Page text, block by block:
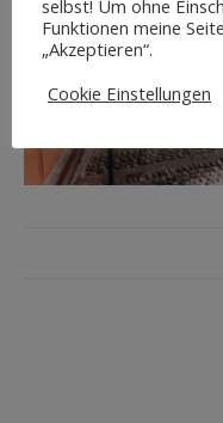
selbst! Um ohne
Funktionen meine
„Akzeptieren“.
Cookie Einstellungen